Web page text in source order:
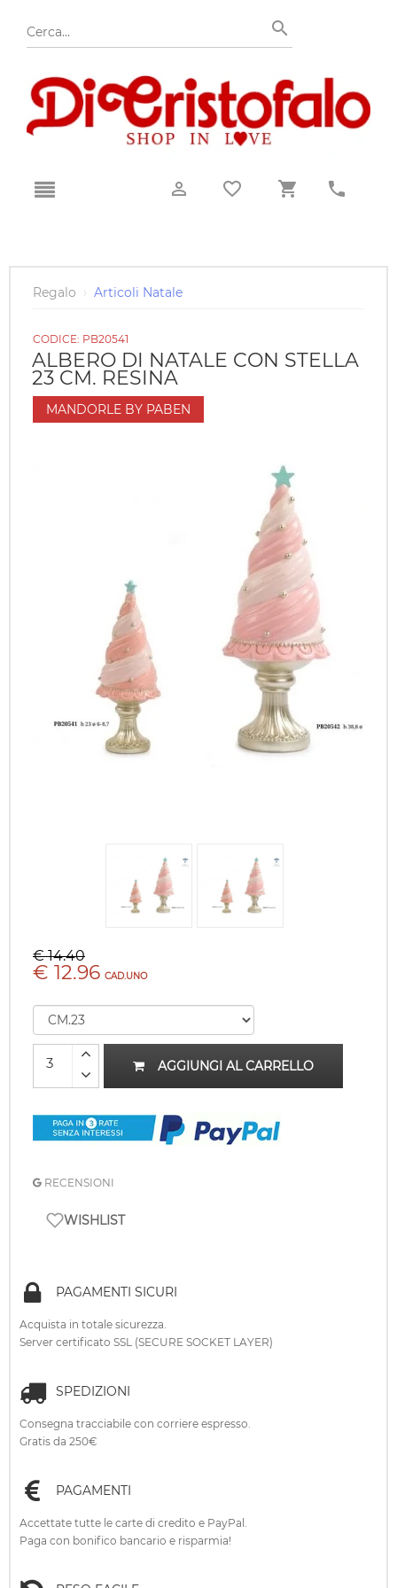
Regalo › Articoli Natale
CODICE: PB20541
ALBERO DI NATALE CON STELLA
23 CM. RESINA
MANDORLE BY PABEN
€ 14.40
€ 12.96 CAD.UNO
AGGIUNGI AL CARRELLO
RECENSIONI
WISHLIST
PAGAMENTI SICURI
Acquista in totale sicurezza.
Server certificato SSL (SECURE SOCKET LAYER)
SPEDIZIONI
Consegna tracciabile con corriere espresso.
Gratis da 250€
PAGAMENTI
Accettate tutte le carte di credito e PayPal.
Paga con bonifico bancario e risparmia!